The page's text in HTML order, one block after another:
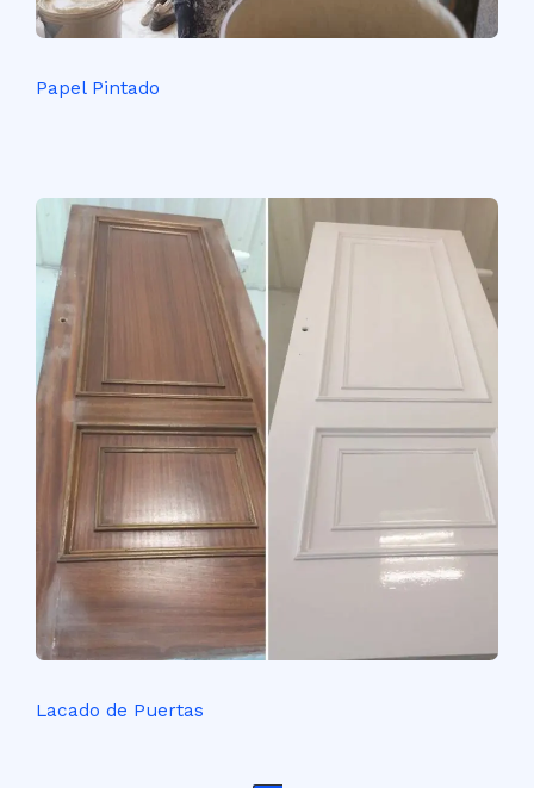
Papel Pintado
Lacado de Puertas